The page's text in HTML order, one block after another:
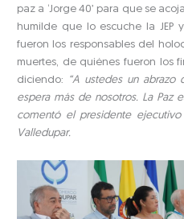
paz a ‘Jorge 40’ para que se
humilde que lo escuche la
fueron los responsables del
muertes, de quiénes fueron los
diciendo:
“A ustedes un abrazo
espera más de nosotros. La Paz
comentó el presidente
Valledupar.